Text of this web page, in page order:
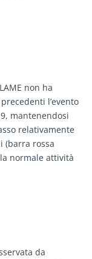
non ha
l’evento
mantenendosi
relativamente
(barra rossa
normale attività
da